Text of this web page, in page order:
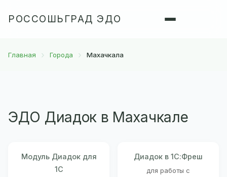
РОССОШЬГРАД ЭДО
Главная Города Махачкала
ЭДО Диадок в Махачкале
Модуль Диадок для
1С
Диадок в 1С:Фреш
для работы с